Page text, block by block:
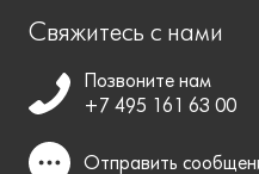
Свяжитесь с нами
Позвоните нам
+7 495 161 63 00
Отправить